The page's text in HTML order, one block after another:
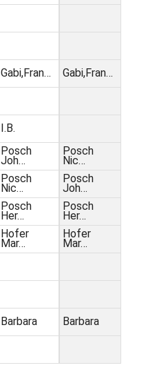
Gabi,Fran…
I.B.
Posch
Joh…
Posch
Nic…
Posch
Her…
Hofer
Mar…
Barbara
Gabi,Fran…
Posch
Nic…
Posch
Joh…
Posch
Her…
Hofer
Mar…
Barbara